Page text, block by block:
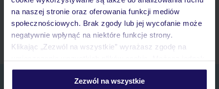
na naszej stronie oraz oferowania funkcji mediów
społecznościowych. Brak zgody lub jej wycofanie może
negatywnie wpłynąć na niektóre funkcje strony.
Klikając „Zezwól na wszystkie” wyrażasz zgodę na
personalizować swój wybór wchodząc w zakładkę
Zezwól na wszystkie
Lista ulubionych ofert i możliwość ich udostępniania
Historia wyszukiwań i ostatnio oglądanych ofert
Kontakt z TUI i wszystkie informacje o Twojej rezerwacji w myTUI
Zapisz się do newslettera